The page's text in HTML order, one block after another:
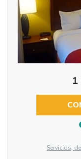
Servicios,